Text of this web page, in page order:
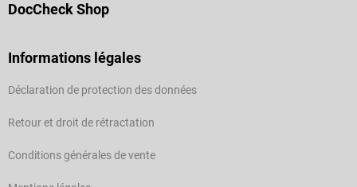
DocCheck Shop
Informations légales
Déclaration de protection des données
Retour et droit de rétractation
Conditions générales de vente